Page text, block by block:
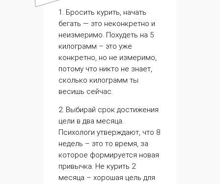
1. Бросить курить, начать
бегать — это неконкретно и
неизмеримо. Похудеть на 5
килограмм – это уже
конкретно, но не измеримо,
потому что никто не знает,
сколько килограмм ты
весишь сейчас.
2. Выбирай срок достижения
цели в два месяца.
Психологи утверждают, что 8
недель – это то время, за
которое формируется новая
привычка. Не курить 2
месяца – хорошая цель для